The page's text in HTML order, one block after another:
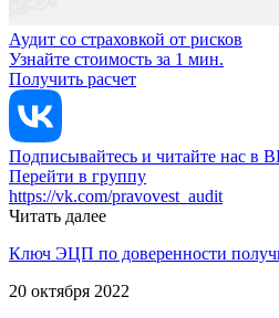
Аудит со страховкой от рисков
Узнайте стоимость за 1 мин.
Получить расчет
Подписывайтесь и читайте нас в
Перейти в группу
https://vk.com/pravovest_audit
Читать далее
Ключ ЭЦП по доверенности
20 октября 2022